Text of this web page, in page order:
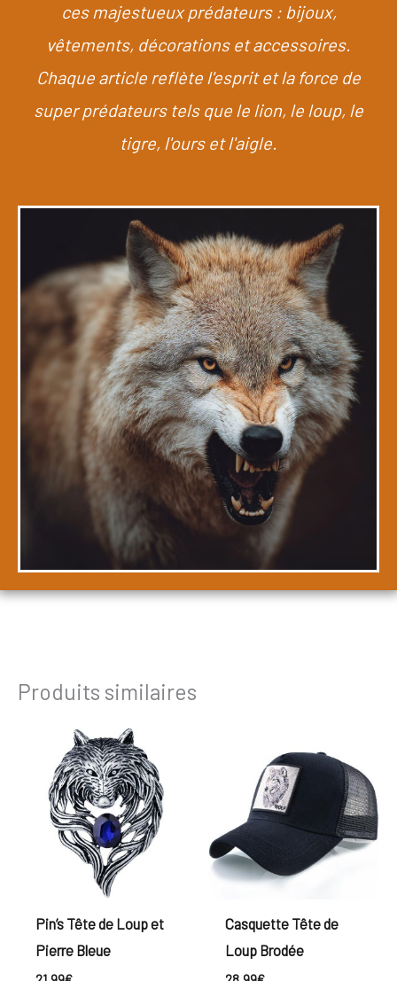
ces majestueux prédateurs : bijoux,
vêtements, décorations et accessoires.
Chaque article reflète l'esprit et la force de
super prédateurs tels que le lion, le loup, le
tigre, l'ours et l'aigle.
Produits similaires
Pin’s Tête de Loup et
Pierre Bleue
Casquette Tête de
Loup Brodée